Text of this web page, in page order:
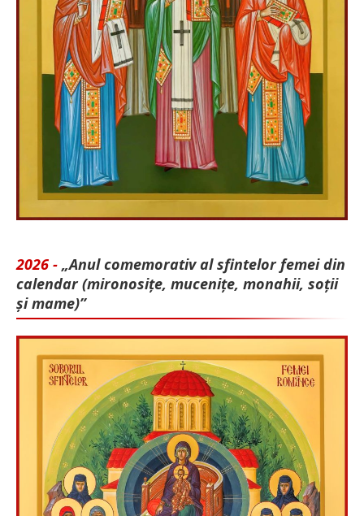
2026 - „Anul comemorativ al sfintelor femei din
calendar (mironosițe, mu­cenițe, monahii, soții
și mame)”